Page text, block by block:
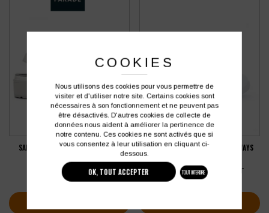
SABOTS DE SÉCURITÉ POUR FEMME
63,65
HT
76,38€ TTC
MOCASSINS DE SÉCURITÉ NORDWAYS
À partir de54,38
HT
soit65,26
COOKIES
Nous utilisons des cookies pour vous permettre de
visiter et d'utiliser notre site. Certains cookies sont
nécessaires à son fonctionnement et ne peuvent pas
être désactivés. D'autres cookies de collecte de
données nous aident à améliorer la pertinence de
notre contenu. Ces cookies ne sont activés que si
vous consentez à leur utilisation en cliquant ci-
dessous.
OK, TOUT ACCEPTER TOUT INTERDIRE